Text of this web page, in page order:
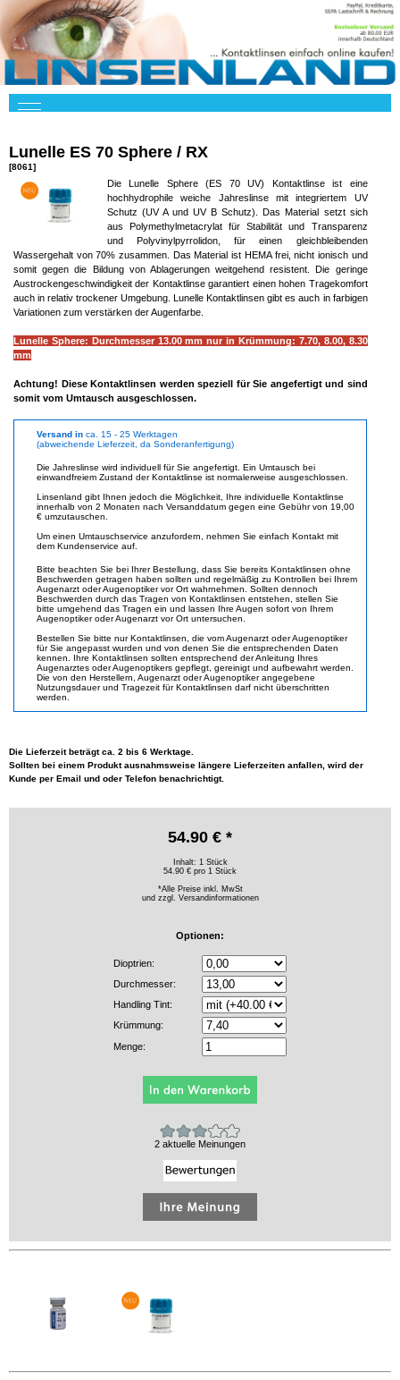
Lunelle ES 70 Sphere / RX
[8061]
Die Lunelle Sphere (ES 70 UV) Kontaktlinse ist eine
hochhydrophile weiche Jahreslinse mit integriertem UV
Schutz (UV A und UV B Schutz). Das Material setzt sich
aus Polymethylmetacrylat für Stabilität und Transparenz
und Polyvinylpyrrolidon, für einen gleichbleibenden
Wassergehalt von 70% zusammen. Das Material ist HEMA frei, nicht ionisch und
somit gegen die Bildung von Ablagerungen weitgehend resistent. Die geringe
Austrockengeschwindigkeit der Kontaktlinse garantiert einen hohen Tragekomfort
auch in relativ trockener Umgebung. Lunelle Kontaktlinsen gibt es auch in farbigen
Variationen zum verstärken der Augenfarbe.
Lunelle Sphere: Durchmesser 13.00 mm nur in Krümmung: 7.70, 8.00, 8.30
mm
Achtung! Diese Kontaktlinsen werden speziell für Sie angefertigt und sind
somit vom Umtausch ausgeschlossen.
Versand in ca. 15 - 25 Werktagen
(abweichende Lieferzeit, da Sonderanfertigung)
Die Jahreslinse wird individuell für Sie angefertigt. Ein Umtausch bei
einwandfreiem Zustand der Kontaktlinse ist normalerweise ausgeschlossen.
Linsenland gibt Ihnen jedoch die Möglichkeit, Ihre individuelle Kontaktlinse
innerhalb von 2 Monaten nach Versanddatum gegen eine Gebühr von 19,00
€ umzutauschen.
Um einen Umtauschservice anzufordern, nehmen Sie einfach Kontakt mit
dem Kundenservice auf.
Bitte beachten Sie bei Ihrer Bestellung, dass Sie bereits Kontaktlinsen ohne
Beschwerden getragen haben sollten und regelmäßig zu Kontrollen bei Ihrem
Augenarzt oder Augenoptiker vor Ort wahrnehmen. Sollten dennoch
Beschwerden durch das Tragen von Kontaktlinsen entstehen, stellen Sie
bitte umgehend das Tragen ein und lassen Ihre Augen sofort von Ihrem
Augenoptiker oder Augenarzt vor Ort untersuchen.
Bestellen Sie bitte nur Kontaktlinsen, die vom Augenarzt oder Augenoptiker
für Sie angepasst wurden und von denen Sie die entsprechenden Daten
kennen. Ihre Kontaktlinsen sollten entsprechend der Anleitung Ihres
Augenarztes oder Augenoptikers gepflegt, gereinigt und aufbewahrt werden.
Die von den Herstellern, Augenarzt oder Augenoptiker angegebene
Nutzungsdauer und Tragezeit für Kontaktlinsen darf nicht überschritten
werden.
Die Lieferzeit beträgt ca. 2 bis 6 Werktage.
Sollten bei einem Produkt ausnahmsweise längere Lieferzeiten anfallen, wird der
Kunde per Email und oder Telefon benachrichtigt.
54.90 € *
Inhalt: 1 Stück
54.90 € pro 1 Stück
*Alle Preise inkl. MwSt
und zzgl. Versandinformationen
Optionen:
Dioptrien:
Durchmesser:
Handling Tint:
Krümmung:
Menge:
2 aktuelle Meinungen